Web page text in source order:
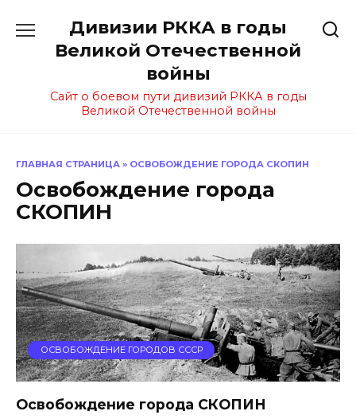
содержанию
Дивизии РККА в годы
Великой Отечественной
войны
Сайт о боевом пути дивизий РККА в годы
Великой Отечественной войны
ГЛАВНАЯ СТРАНИЦА » ОСВОБОЖДЕНИЕ ГОРОДА СКОПИН
Освобождение города
СКОПИН
ОСВОБОЖДЕНИЕ ГОРОДОВ СССР
Освобождение города СКОПИН